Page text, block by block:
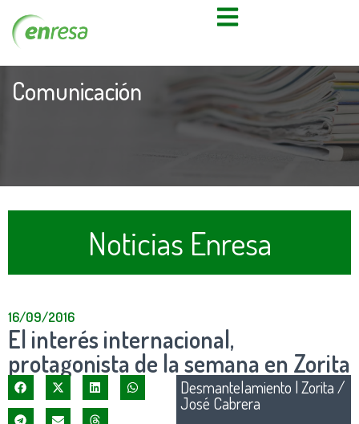
Comunicación
Noticias Enresa
16/09/2016
El interés internacional,
protagonista de la semana en Zorita
Desmantelamiento |Zorita /
José Cabrera